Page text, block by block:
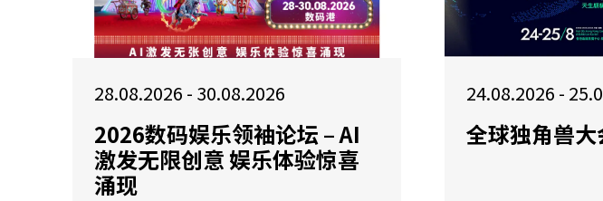
28.08.2026 - 30.08.2026
2026数码娱乐领袖论坛 – AI
激发无限创意 娱乐体验惊喜
涌现
24.08.2026 -
全球独角兽大